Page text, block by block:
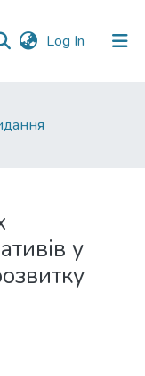
Log In (current)
у